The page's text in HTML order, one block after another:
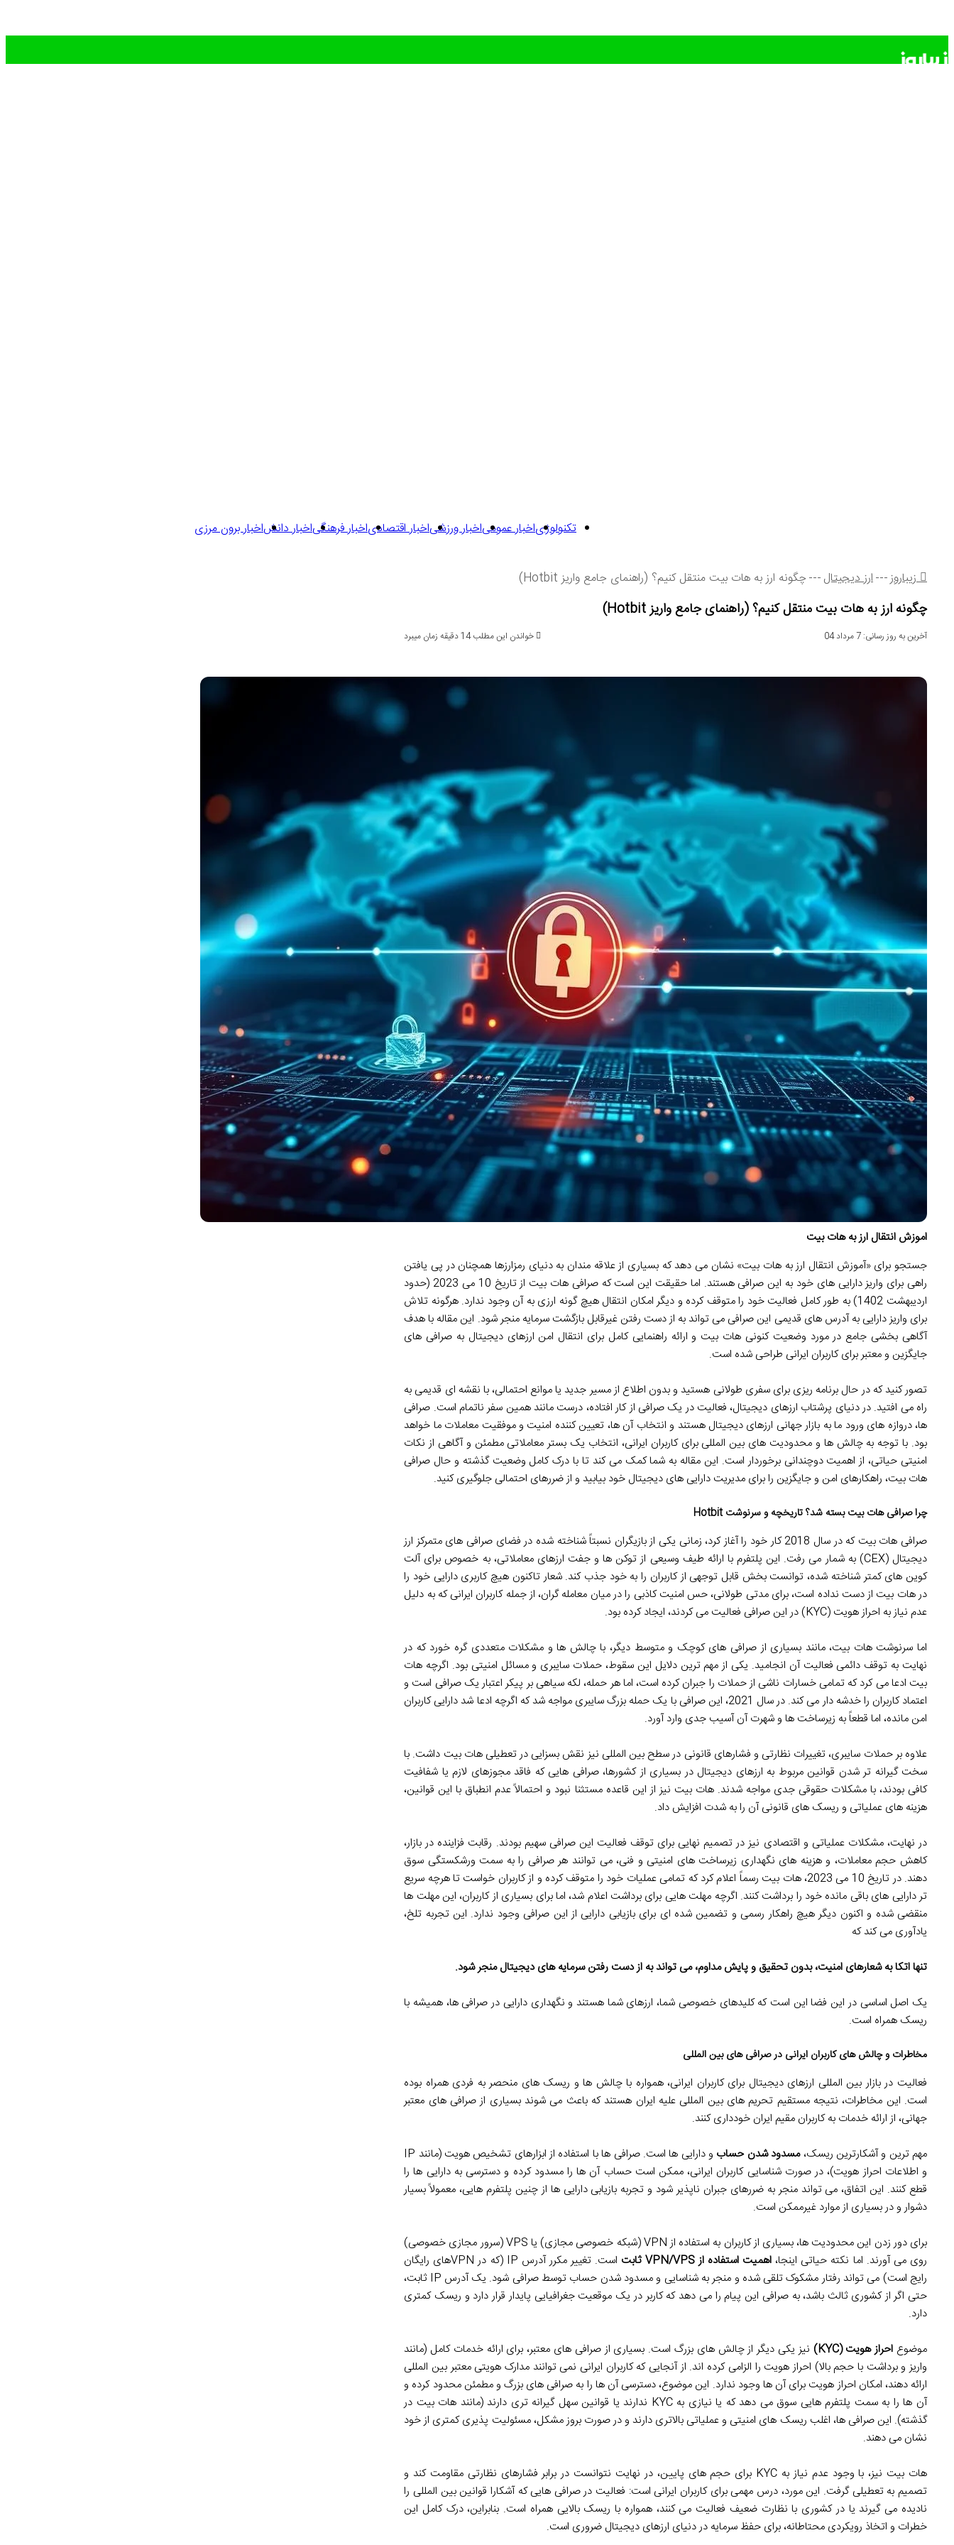
تکنولوژیاخبار عمومیاخبار ورزشیاخبار اقتصادیاخبار فرهنگیاخبار دانشاخبار برون مرزی
زیباروز---ارز دیجیتال---چگونه ارز به هات بیت منتقل کنیم؟ (راهنمای جامع واریز Hotbit)
چگونه ارز به هات بیت منتقل کنیم؟ (راهنمای جامع واریز Hotbit)
آخرین به روز رسانی: 7 مرداد 04 خواندن این مطلب 14 دقیقه زمان میبرد
اموزش انتقال ارز به هات بیت
جستجو برای «آموزش انتقال ارز به هات بیت» نشان می دهد که بسیاری از علاقه مندان به دنیای رمزارزها همچنان در پی یافتن
راهی برای واریز دارایی های خود به این صرافی هستند. اما حقیقت این است که صرافی هات بیت از تاریخ 10 می 2023 (حدود
اردیبهشت 1402) به طور کامل فعالیت خود را متوقف کرده و دیگر امکان انتقال هیچ گونه ارزی به آن وجود ندارد. هرگونه تلاش
برای واریز دارایی به آدرس های قدیمی این صرافی می تواند به از دست رفتن غیرقابل بازگشت سرمایه منجر شود. این مقاله با هدف
آگاهی بخشی جامع در مورد وضعیت کنونی هات بیت و ارائه راهنمایی کامل برای انتقال امن ارزهای دیجیتال به صرافی های
جایگزین و معتبر برای کاربران ایرانی طراحی شده است.
تصور کنید که در حال برنامه ریزی برای سفری طولانی هستید و بدون اطلاع از مسیر جدید یا موانع احتمالی، با نقشه ای قدیمی به
راه می افتید. در دنیای پرشتاب ارزهای دیجیتال، فعالیت در یک صرافی از کار افتاده، درست مانند همین سفر ناتمام است. صرافی
ها، دروازه های ورود ما به بازار جهانی ارزهای دیجیتال هستند و انتخاب آن ها، تعیین کننده امنیت و موفقیت معاملات ما خواهد
بود. با توجه به چالش ها و محدودیت های بین المللی برای کاربران ایرانی، انتخاب یک بستر معاملاتی مطمئن و آگاهی از نکات
امنیتی حیاتی، از اهمیت دوچندانی برخوردار است. این مقاله به شما کمک می کند تا با درک کامل وضعیت گذشته و حال صرافی
هات بیت، راهکارهای امن و جایگزین را برای مدیریت دارایی های دیجیتال خود بیابید و از ضررهای احتمالی جلوگیری کنید.
چرا صرافی هات بیت بسته شد؟ تاریخچه و سرنوشت Hotbit
صرافی هات بیت که در سال 2018 کار خود را آغاز کرد، زمانی یکی از بازیگران نسبتاً شناخته شده در فضای صرافی های متمرکز ارز
دیجیتال (CEX) به شمار می رفت. این پلتفرم با ارائه طیف وسیعی از توکن ها و جفت ارزهای معاملاتی، به خصوص برای آلت
کوین های کمتر شناخته شده، توانست بخش قابل توجهی از کاربران را به خود جذب کند. شعار تاکنون هیچ کاربری دارایی خود را
در هات بیت از دست نداده است، برای مدتی طولانی، حس امنیت کاذبی را در میان معامله گران، از جمله کاربران ایرانی که به دلیل
عدم نیاز به احراز هویت (KYC) در این صرافی فعالیت می کردند، ایجاد کرده بود.
اما سرنوشت هات بیت، مانند بسیاری از صرافی های کوچک و متوسط دیگر، با چالش ها و مشکلات متعددی گره خورد که در
نهایت به توقف دائمی فعالیت آن انجامید. یکی از مهم ترین دلایل این سقوط، حملات سایبری و مسائل امنیتی بود. اگرچه هات
بیت ادعا می کرد که تمامی خسارات ناشی از حملات را جبران کرده است، اما هر حمله، لکه سیاهی بر پیکر اعتبار یک صرافی است و
اعتماد کاربران را خدشه دار می کند. در سال 2021، این صرافی با یک حمله بزرگ سایبری مواجه شد که اگرچه ادعا شد دارایی کاربران
امن مانده، اما قطعاً به زیرساخت ها و شهرت آن آسیب جدی وارد آورد.
علاوه بر حملات سایبری، تغییرات نظارتی و فشارهای قانونی در سطح بین المللی نیز نقش بسزایی در تعطیلی هات بیت داشت. با
سخت گیرانه تر شدن قوانین مربوط به ارزهای دیجیتال در بسیاری از کشورها، صرافی هایی که فاقد مجوزهای لازم یا شفافیت
کافی بودند، با مشکلات حقوقی جدی مواجه شدند. هات بیت نیز از این قاعده مستثنا نبود و احتمالاً عدم انطباق با این قوانین،
هزینه های عملیاتی و ریسک های قانونی آن را به شدت افزایش داد.
در نهایت، مشکلات عملیاتی و اقتصادی نیز در تصمیم نهایی برای توقف فعالیت این صرافی سهیم بودند. رقابت فزاینده در بازار،
کاهش حجم معاملات، و هزینه های نگهداری زیرساخت های امنیتی و فنی، می توانند هر صرافی را به سمت ورشکستگی سوق
دهند. در تاریخ 10 می 2023، هات بیت رسماً اعلام کرد که تمامی عملیات خود را متوقف کرده و از کاربران خواست تا هرچه سریع
تر دارایی های باقی مانده خود را برداشت کنند. اگرچه مهلت هایی برای برداشت اعلام شد، اما برای بسیاری از کاربران، این مهلت ها
منقضی شده و اکنون دیگر هیچ راهکار رسمی و تضمین شده ای برای بازیابی دارایی از این صرافی وجود ندارد. این تجربه تلخ،
یادآوری می کند که
تنها اتکا به شعارهای امنیت، بدون تحقیق و پایش مداوم، می تواند به از دست رفتن سرمایه های دیجیتال منجر شود.
یک اصل اساسی در این فضا این است که کلیدهای خصوصی شما، ارزهای شما هستند و نگهداری دارایی در صرافی ها، همیشه با
ریسک همراه است.
مخاطرات و چالش های کاربران ایرانی در صرافی های بین المللی
فعالیت در بازار بین المللی ارزهای دیجیتال برای کاربران ایرانی، همواره با چالش ها و ریسک های منحصر به فردی همراه بوده
است. این مخاطرات، نتیجه مستقیم تحریم های بین المللی علیه ایران هستند که باعث می شوند بسیاری از صرافی های معتبر
جهانی، از ارائه خدمات به کاربران مقیم ایران خودداری کنند.
مهم ترین و آشکارترین ریسک،مسدود شدن حساب
و دارایی ها است. صرافی ها با استفاده از ابزارهای تشخیص هویت (مانند IP
و اطلاعات احراز هویت)، در صورت شناسایی کاربران ایرانی، ممکن است حساب آن ها را مسدود کرده و دسترسی به دارایی ها را
قطع کنند. این اتفاق، می تواند منجر به ضررهای جبران ناپذیر شود و تجربه بازیابی دارایی ها از چنین پلتفرم هایی، معمولاً بسیار
دشوار و در بسیاری از موارد غیرممکن است.
برای دور زدن این محدودیت ها، بسیاری از کاربران به استفاده از VPN (شبکه خصوصی مجازی) یا VPS (سرور مجازی خصوصی)
روی می آورند. اما نکته حیاتی اینجا، اهمیت استفاده از VPN/VPS ثابت
است. تغییر مکرر آدرس IP (که در VPNهای رایگان
رایج است) می تواند رفتار مشکوک تلقی شده و منجر به شناسایی و مسدود شدن حساب توسط صرافی شود. یک آدرس IP ثابت،
حتی اگر از کشوری ثالث باشد، به صرافی این پیام را می دهد که کاربر در یک موقعیت جغرافیایی پایدار قرار دارد و ریسک کمتری
دارد.
موضوع احراز هویت (KYC)
نیز یکی دیگر از چالش های بزرگ است. بسیاری از صرافی های معتبر، برای ارائه خدمات کامل (مانند
واریز و برداشت با حجم بالا) احراز هویت را الزامی کرده اند. از آنجایی که کاربران ایرانی نمی توانند مدارک هویتی معتبر بین المللی
ارائه دهند، امکان احراز هویت برای آن ها وجود ندارد. این موضوع، دسترسی آن ها را به صرافی های بزرگ و مطمئن محدود کرده و
آن ها را به سمت پلتفرم هایی سوق می دهد که یا نیازی به KYC ندارند یا قوانین سهل گیرانه تری دارند (مانند هات بیت در
گذشته). این صرافی ها، اغلب ریسک های امنیتی و عملیاتی بالاتری دارند و در صورت بروز مشکل، مسئولیت پذیری کمتری از خود
نشان می دهند.
هات بیت نیز، با وجود عدم نیاز به KYC برای حجم های پایین، در نهایت نتوانست در برابر فشارهای نظارتی مقاومت کند و
تصمیم به تعطیلی گرفت. این مورد، درس مهمی برای کاربران ایرانی است: فعالیت در صرافی هایی که آشکارا قوانین بین المللی را
نادیده می گیرند یا در کشوری با نظارت ضعیف فعالیت می کنند، همواره با ریسک بالایی همراه است. بنابراین، درک کامل این
خطرات و اتخاذ رویکردی محتاطانه، برای حفظ سرمایه در دنیای ارزهای دیجیتال ضروری است.